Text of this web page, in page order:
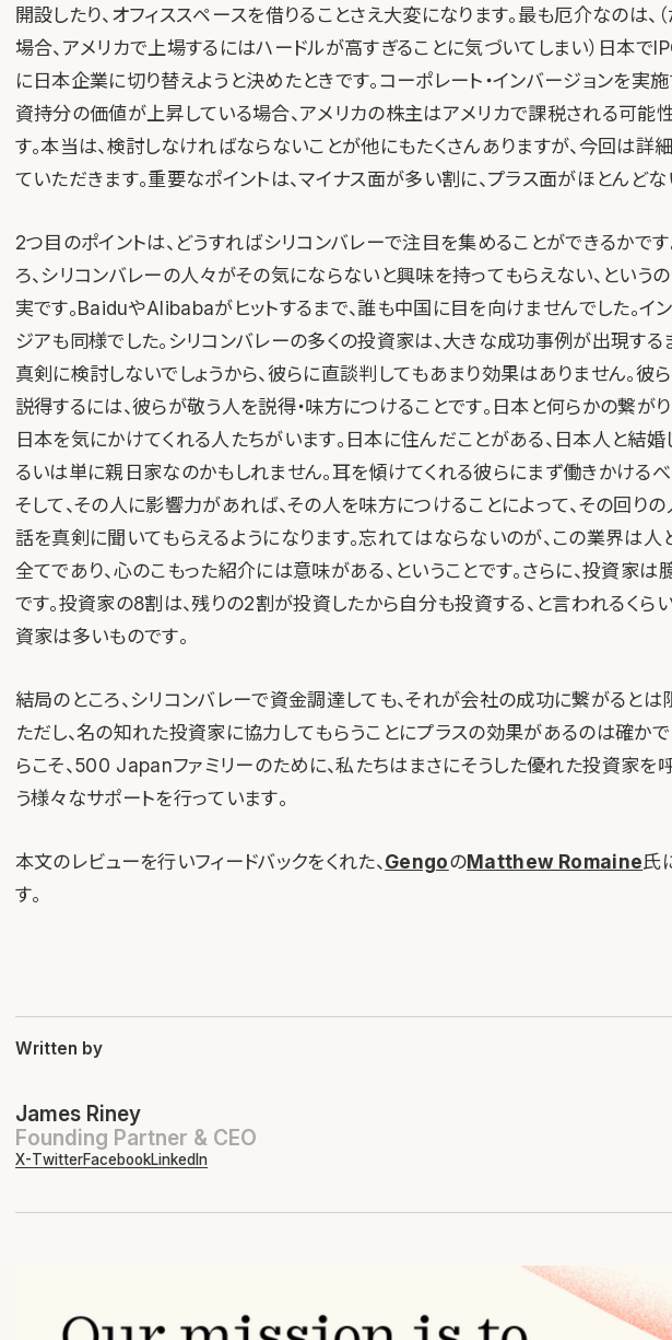
開設したり、オフィススペースを借りることさえ大変になります。最も厄介なのは、
場合、アメリカで上場するにはハードルが高すぎることに気づいてしまい）日本で
に日本企業に切り替えようと決めたときです。コーポレート・インバージョンを実
資持分の価値が上昇している場合、アメリカの株主はアメリカで課税される可能
す。本当は、検討しなければならないことが他にもたくさんありますが、今回は詳
ていただきます。重要なポイントは、マイナス面が多い割に、プラス面がほとんどな
2つ目のポイントは、どうすればシリコンバレーで注目を集めることができるかです
ろ、シリコンバレーの人々がその気にならないと興味を持ってもらえない、という
実です。BaiduやAlibabaがヒットするまで、誰も中国に目を向けませんでした。イ
ジアも同様でした。シリコンバレーの多くの投資家は、大きな成功事例が出現する
真剣に検討しないでしょうから、彼らに直談判してもあまり効果はありません。彼
説得するには、彼らが敬う人を説得・味方につけることです。日本と何らかの繋が
日本を気にかけてくれる人たちがいます。日本に住んだことがある、日本人と結婚
るいは単に親日家なのかもしれません。耳を傾けてくれる彼らにまず働きかけるべ
そして、その人に影響力があれば、その人を味方につけることによって、その回り
話を真剣に聞いてもらえるようになります。忘れてはならないのが、この業界は人
全てであり、心のこもった紹介には意味がある、ということです。さらに、投資家
です。投資家の8割は、残りの2割が投資したから自分も投資する、と言われるくら
資家は多いものです。
結局のところ、シリコンバレーで資金調達しても、それが会社の成功に繋がるとは
ただし、名の知れた投資家に協力してもらうことにプラスの効果があるのは確かで
らこそ、500 Japanファミリーのために、私たちはまさにそうした優れた投資家を
う様々なサポートを行っています。
本文のレビューを行いフィードバックをくれた、GengoのMatthew Romaine氏
す。
Written by
James Riney
Founding Partner & CEO
X-TwitterFacebookLinkedIn